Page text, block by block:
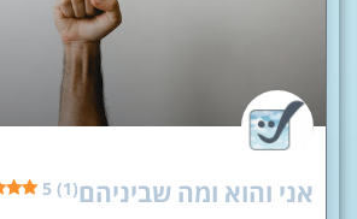
אני והוא ומה שביניהם5 (1)